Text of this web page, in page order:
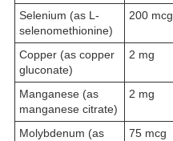
Selenium (as L-
selenomethionine)
200 mcg
Copper (as copper
gluconate)
2 mg
Manganese (as
manganese citrate)
2 mg
Molybdenum (as
75 mcg